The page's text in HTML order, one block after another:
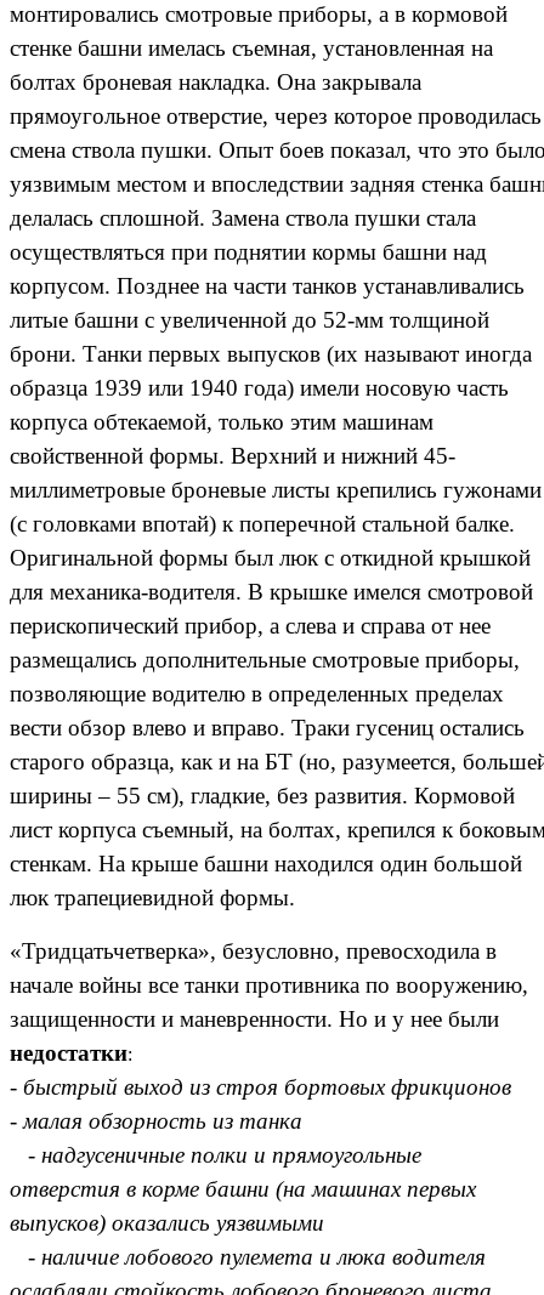
монтировались смотровые приборы, а в кормовой
стенке башни имелась съемная, установленная на
болтах броневая накладка. Она закрывала
прямоугольное отверстие, через которое проводилась
смена ствола пушки. Опыт боев показал, что это
уязвимым местом и впоследствии задняя стенка
делалась сплошной. Замена ствола пушки стала
осуществляться при поднятии кормы башни над
корпусом. Позднее на части танков устанавливались
литые башни с увеличенной до 52-мм толщиной
брони. Танки первых выпусков (их называют иногда
образца 1939 или 1940 года) имели носовую часть
корпуса обтекаемой, только этим машинам
свойственной формы. Верхний и нижний 45-
миллиметровые броневые листы крепились гужонами
(с головками впотай) к поперечной стальной балке.
Оригинальной формы был люк с откидной крышкой
для механика-водителя. В крышке имелся смотровой
перископический прибор, а слева и справа от нее
размещались дополнительные смотровые приборы,
позволяющие водителю в определенных пределах
вести обзор влево и вправо. Траки гусениц остались
старого образца, как и на БТ (но, разумеется,
ширины – 55 см), гладкие, без развития. Кормовой
лист корпуса съемный, на болтах, крепился к
стенкам. На крыше башни находился один большой
люк трапециевидной формы.
«Тридцатьчетверка», безусловно, превосходила в
начале войны все танки противника по вооружению,
защищенности и маневренности. Но и у нее были
недостатки:
- быстрый выход из строя бортовых фрикционов
-малая обзорность из танка
-надгусеничные полки и прямоугольные
отверстия в корме башни (на машинах первых
выпусков) оказались уязвимыми
-наличие лобового пулемета и люка водителя